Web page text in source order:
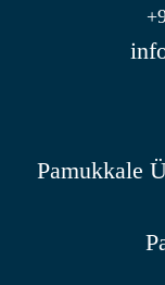
Pamukkale